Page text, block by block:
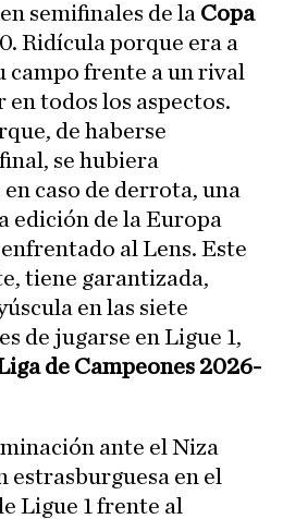
semifinales de la Copa
Ridícula porque era a
campo frente a un rival
todos los aspectos.
de haberse
se hubiera
caso de derrota, una
edición de la Europa
al Lens. Este
tiene garantizada,
en las siete
de jugarse en Ligue 1,
de Campeones 2026-
ante el Niza
estrasburguesa en el
Ligue 1 frente al